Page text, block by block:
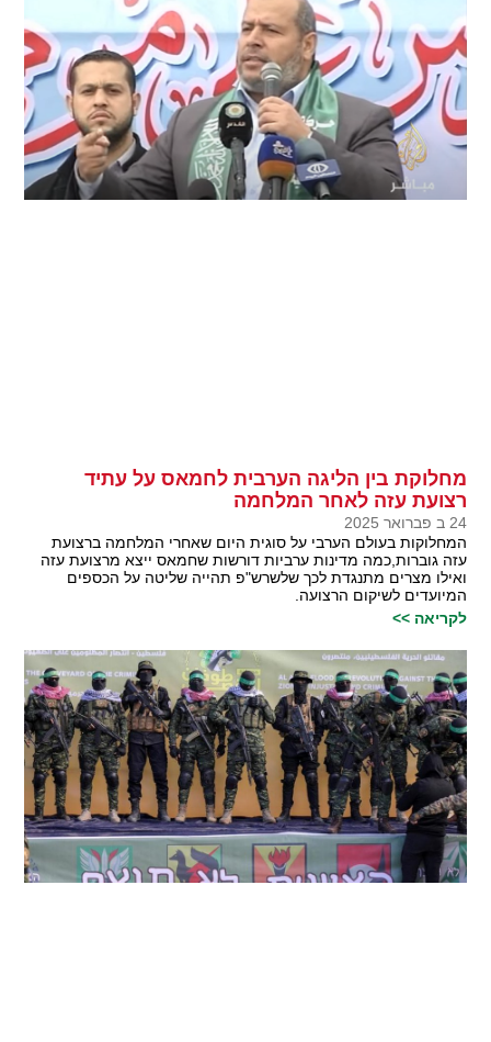
מחלוקת בין הליגה הערבית לחמאס על עתיד
רצועת עזה לאחר המלחמה
24 ב פברואר 2025
המחלוקות בעולם הערבי על סוגית היום שאחרי המלחמה ברצועת
עזה גוברות,כמה מדינות ערביות דורשות שחמאס ייצא מרצועת עזה
ואילו מצרים מתנגדת לכך שלשרש"פ תהייה שליטה על הכספים
המיועדים לשיקום הרצועה.
לקריאה >>